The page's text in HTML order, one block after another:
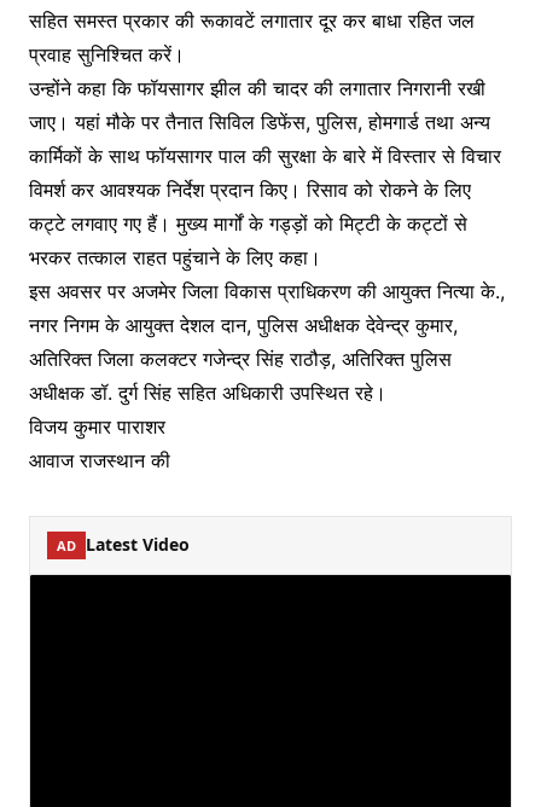
सहित समस्त प्रकार की रूकावटें लगातार दूर कर बाधा रहित जल
प्रवाह सुनिश्चित करें।
उन्होंने कहा कि फॉयसागर झील की चादर की लगातार निगरानी रखी
जाए। यहां मौके पर तैनात सिविल डिफेंस, पुलिस, होमगार्ड तथा अन्य
कार्मिकों के साथ फॉयसागर पाल की सुरक्षा के बारे में विस्तार से विचार
विमर्श कर आवश्यक निर्देश प्रदान किए। रिसाव को रोकने के लिए
कट्टे लगवाए गए हैं। मुख्य मार्गों के गड्ड़ों को मिट्टी के कट्टों से
भरकर तत्काल राहत पहुंचाने के लिए कहा।
इस अवसर पर अजमेर जिला विकास प्राधिकरण की आयुक्त नित्या के.,
नगर निगम के आयुक्त देशल दान, पुलिस अधीक्षक देवेन्द्र कुमार,
अतिरिक्त जिला कलक्टर गजेन्द्र सिंह राठौड़, अतिरिक्त पुलिस
अधीक्षक डॉ. दुर्ग सिंह सहित अधिकारी उपस्थित रहे।
विजय कुमार पाराशर
आवाज राजस्थान की
AD Latest Video